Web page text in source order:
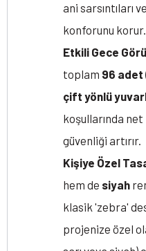
ani sarsıntıları
konforunu korur.
Etkili Gece
toplam 96 adet
çift yönlü
koşullarında
güvenliği artırır.
Kişiye Özel
hem de siyah
klasik 'zebra'
projenize özel